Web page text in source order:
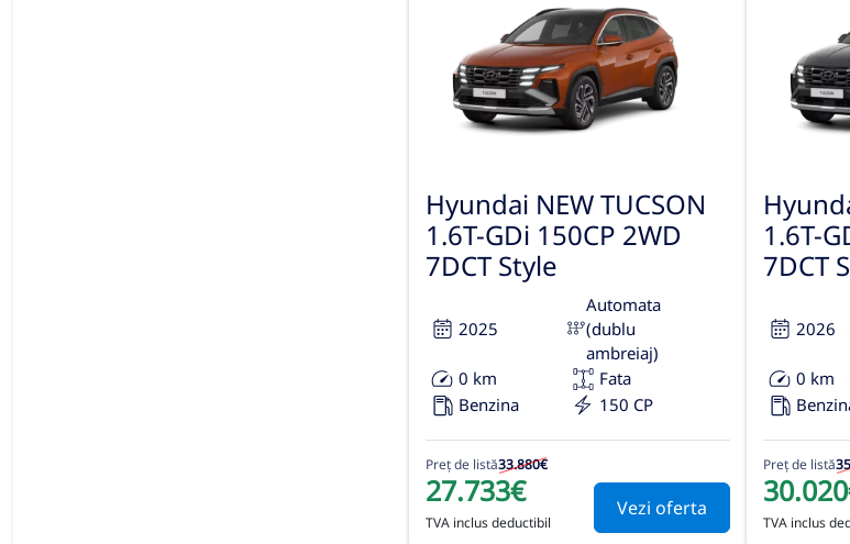
Hyundai NEW TUCSON
1.6T-GDi 150CP 2WD
7DCT Style
2025
Automata
(dublu
ambreiaj)
0 km
Fata
Benzina
150 CP
Preț de listă33.880€
27.733€
TVA inclus deductibil
Vezi oferta
1.6T-
7DCT
2026
0 km
Preț de listă
TVA inclus